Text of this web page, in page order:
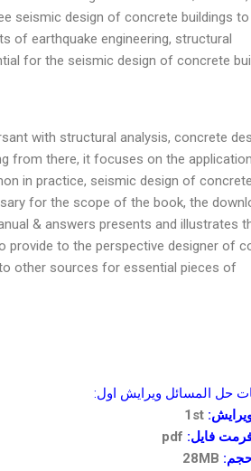
seismic design of concrete buildings to
of earthquake engineering, structural
for the seismic design of concrete
with structural analysis, concrete
from there, it focuses on the
in practice, seismic design of concrete
for the scope of the book, the
& answers presents and illustrates
to the perspective designer of
other sources for essential pieces of
حل المسائل ویرایش اول:
1st
فایل: